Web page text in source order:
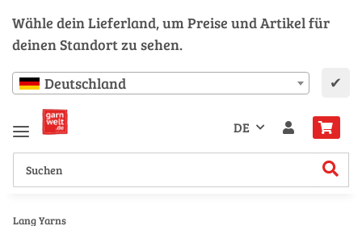
Wähle dein Lieferland, um Preise und Artikel für
deinen Standort zu sehen.
Deutschland ✔
DE
Lang Yarns